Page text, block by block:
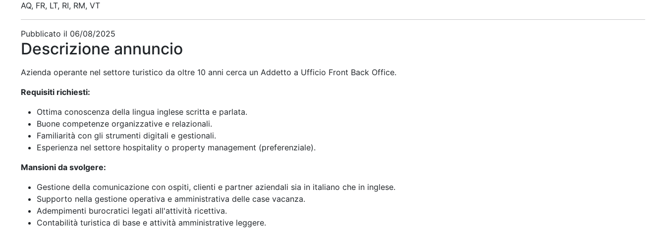
AQ, FR, LT, RI, RM, VT
Pubblicato il 06/08/2025
Descrizione annuncio
Azienda operante nel settore turistico da oltre 10 anni cerca un Addetto a Ufficio Front Back Office.
Requisiti richiesti:
Ottima conoscenza della lingua inglese scritta e parlata.
Buone competenze organizzative e relazionali.
Familiarità con gli strumenti digitali e gestionali.
Esperienza nel settore hospitality o property management (preferenziale).
Mansioni da svolgere:
Gestione della comunicazione con ospiti, clienti e partner aziendali sia in italiano che in inglese.
Supporto nella gestione operativa e amministrativa delle case vacanza.
Adempimenti burocratici legati all'attività ricettiva.
Contabilità turistica di base e attività amministrative leggere.